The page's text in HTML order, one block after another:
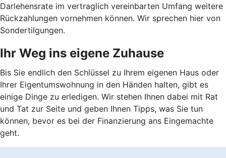
Darlehensrate im vertraglich vereinbarten Umfang weitere
Rückzahlungen vornehmen können. Wir sprechen hier von
Sondertilgungen.
Ihr Weg ins eigene Zuhause
Bis Sie endlich den Schlüssel zu Ihrem eigenen Haus oder
Ihrer Eigentumswohnung in den Händen halten, gibt es
einige Dinge zu erledigen. Wir stehen Ihnen dabei mit Rat
und Tat zur Seite und geben Ihnen Tipps, was Sie tun
können, bevor es bei der Finanzierung ans Eingemachte
geht.